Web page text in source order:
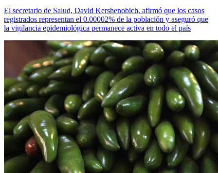
El secretario de Salud, David Kershenobich, afirmó que los casos
registrados representan el 0.00002% de la población y aseguró que
la vigilancia epidemiológica permanece activa en todo el país